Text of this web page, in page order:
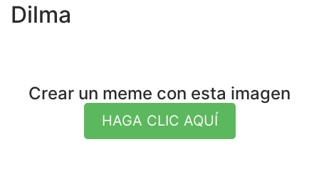
Dilma
Crear un meme con esta imagen
HAGA CLIC AQUÍ